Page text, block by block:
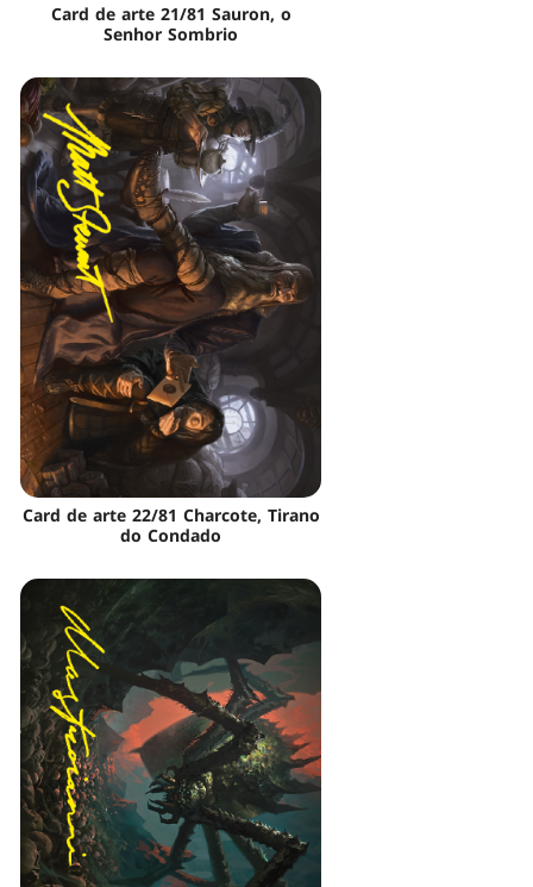
Card de arte 21/81 Sauron, o
Senhor Sombrio
Card de arte 22/81 Charcote, Tirano
do Condado